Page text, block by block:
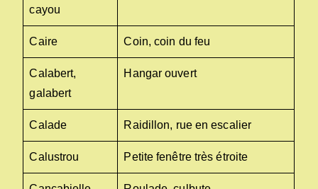
cayou
Caire Coin, coin du feu
Calabert,
galabert
Hangar ouvert
Calade Raidillon, rue en escalier
Calustrou Petite fenêtre très étroite